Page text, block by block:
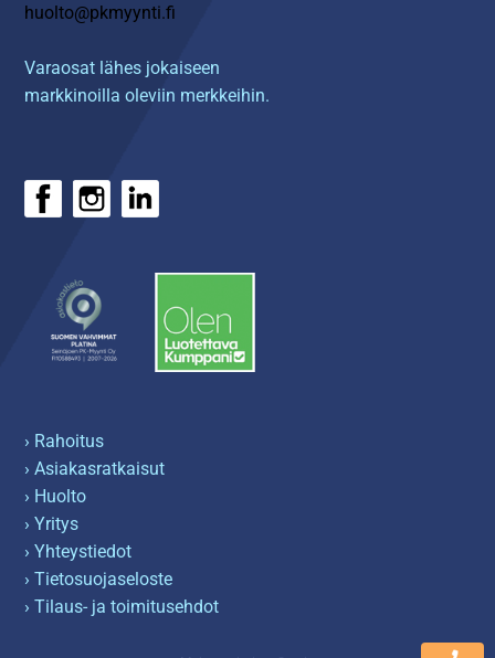
huolto@pkmyynti.fi
Varaosat lähes jokaiseen
markkinoilla oleviin merkkeihin.
› Rahoitus
› Asiakasratkaisut
› Huolto
› Yritys
› Yhteystiedot
› Tietosuojaseloste
› Tilaus- ja toimitusehdot